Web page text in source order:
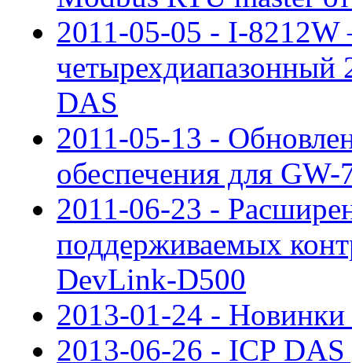
2011-05-05 - I-
четырехдиапазонный
DAS
2011-05-13 -
обеспечения для GW-
2011-06-23 -
поддерживаемых
DevLink-D500
2013-01-24 -
2013-06-26 - ICP DAS